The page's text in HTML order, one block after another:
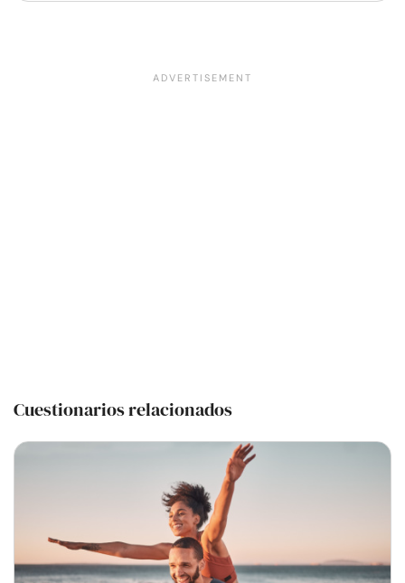
Cuestionarios relacionados